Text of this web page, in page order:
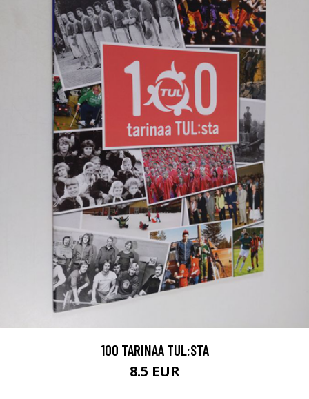
100 TARINAA TUL:STA
8.5 EUR